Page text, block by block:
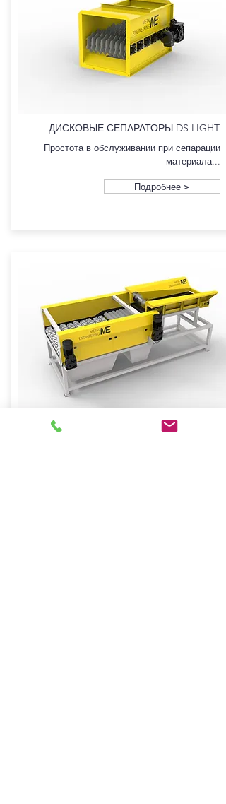
ДИСКОВЫЕ СЕПАРАТОРЫ DS LIGHT
Простота в обслуживании при сепарации
материала...
Подробнее >
КОМПЛЕКСНЫЕ РЕШЕНИЯ